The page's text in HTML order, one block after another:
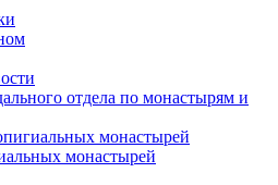
отдела по монастырям и
монастырей
монастырей